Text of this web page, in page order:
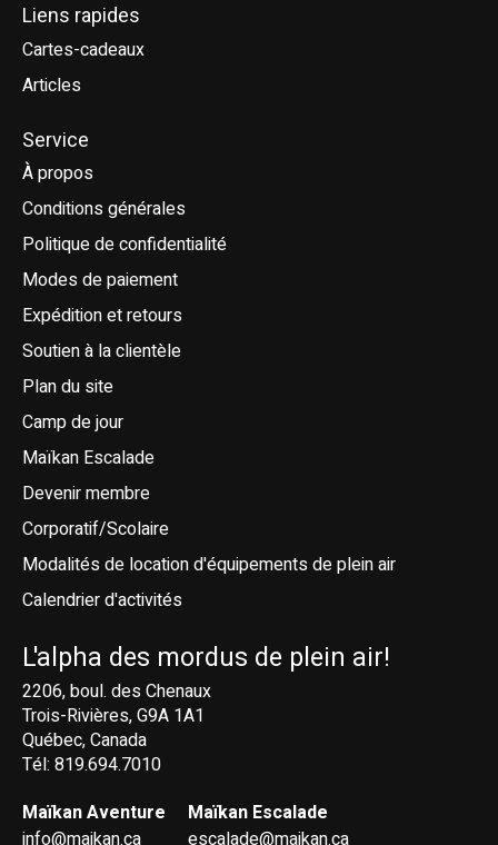
Liens rapides
Cartes-cadeaux
Articles
Service
À propos
Conditions générales
Politique de confidentialité
Modes de paiement
Expédition et retours
Soutien à la clientèle
Plan du site
Camp de jour
Maïkan Escalade
Devenir membre
Corporatif/Scolaire
Modalités de location d'équipements de plein air
Calendrier d'activités
L'alpha des mordus de plein air!
2206, boul. des Chenaux
Trois-Rivières, G9A 1A1
Québec, Canada
Tél: 819.694.7010
Maïkan Aventure
Maïkan Escalade